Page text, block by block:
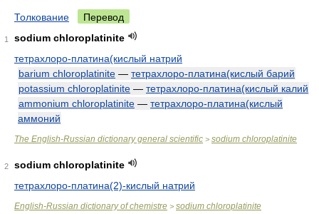
Толкование Перевод
1
sodium chloroplatinite
тетрахлоро-платина(кислый натрий
barium chloroplatinite — тетрахлоро-платина(кислый барий
potassium chloroplatinite — тетрахлоро-платина(кислый калий
ammonium chloroplatinite — тетрахлоро-платина(кислый
аммоний
The English-Russian dictionary general scientific > sodium chloroplatinite
2
sodium chloroplatinite
тетрахлоро-платина(2)-кислый натрий
English-Russian dictionary of chemistre > sodium chloroplatinite